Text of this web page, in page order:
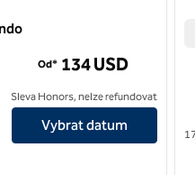
& Suites LAX El Segundo
Od* 134 USD
Sleva Honors, nelze refundovat
Vybrat datum